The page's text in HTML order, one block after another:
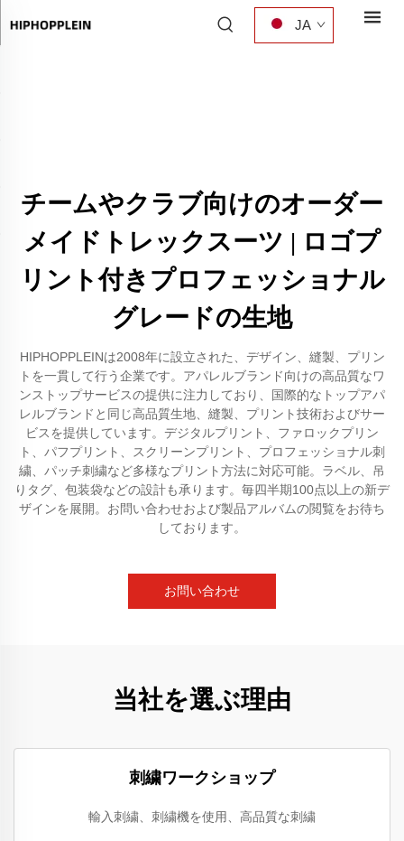
JA
チームやクラブ向けのオーダー
メイドトレックスーツ | ロゴプ
リント付きプロフェッショナル
グレードの生地
HIPHOPPLEINは2008年に設立された、デザイン、縫製、プリン
トを一貫して行う企業です。アパレルブランド向けの高品質なワ
ンストップサービスの提供に注力しており、国際的なトップアパ
レルブランドと同じ高品質生地、縫製、プリント技術およびサー
ビスを提供しています。デジタルプリント、ファロックプリン
ト、パフプリント、スクリーンプリント、プロフェッショナル刺
繍、パッチ刺繍など多様なプリント方法に対応可能。ラベル、吊
りタグ、包装袋などの設計も承ります。毎四半期100点以上の新デ
ザインを展開。お問い合わせおよび製品アルバムの閲覧をお待ち
しております。
お問い合わせ
当社を選ぶ理由
刺繍ワークショップ
輸入刺繍、刺繍機を使用、高品質な刺繍